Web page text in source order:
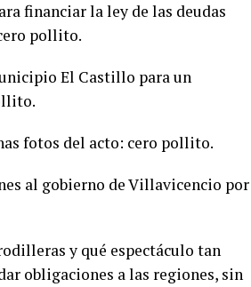
financiar la ley de las deudas
pollito.
El Castillo para un
fotos del acto: cero pollito.
al gobierno de Villavicencio por
y qué espectáculo tan
obligaciones a las regiones, sin